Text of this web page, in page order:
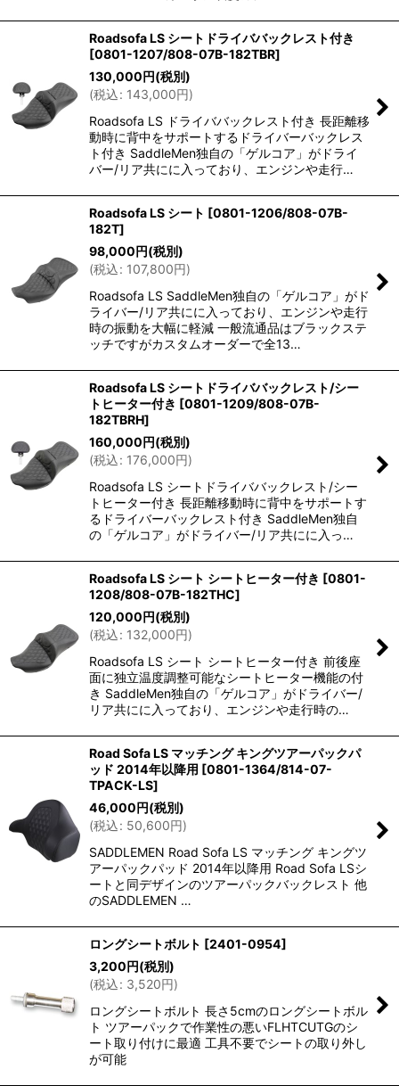
Roadsofa LS シートドライババックレスト付き
[0801-1207/808-07B-182TBR]
130,000円(税別)
(税込: 143,000円)
Roadsofa LS ドライババックレスト付き 長距離移
動時に背中をサポートするドライバーバックレス
ト付き SaddleMen独自の「ゲルコア」がドライ
バー/リア共にに入っており、エンジンや走行…
Roadsofa LS シート [0801-1206/808-07B-
182T]
98,000円(税別)
(税込: 107,800円)
Roadsofa LS SaddleMen独自の「ゲルコア」がド
ライバー/リア共にに入っており、エンジンや走行
時の振動を大幅に軽減 一般流通品はブラックステ
ッチですがカスタムオーダーで全13…
Roadsofa LS シートドライババックレスト/シー
トヒーター付き [0801-1209/808-07B-
182TBRH]
160,000円(税別)
(税込: 176,000円)
Roadsofa LS シートドライババックレスト/シー
トヒーター付き 長距離移動時に背中をサポートす
るドライバーバックレスト付き SaddleMen独自
の「ゲルコア」がドライバー/リア共にに入っ…
Roadsofa LS シート シートヒーター付き [0801-
1208/808-07B-182THC]
120,000円(税別)
(税込: 132,000円)
Roadsofa LS シート シートヒーター付き 前後座
面に独立温度調整可能なシートヒーター機能の付
き SaddleMen独自の「ゲルコア」がドライバー/
リア共にに入っており、エンジンや走行時の…
Road Sofa LS マッチング キングツアーパックパ
ッド 2014年以降用 [0801-1364/814-07-
TPACK-LS]
46,000円(税別)
(税込: 50,600円)
SADDLEMEN Road Sofa LS マッチング キングツ
アーパックパッド 2014年以降用 Road Sofa LSシ
ートと同デザインのツアーパックバックレスト 他
のSADDLEMEN …
ロングシートボルト [2401-0954]
3,200円(税別)
(税込: 3,520円)
ロングシートボルト 長さ5cmのロングシートボル
ト ツアーパックで作業性の悪いFLHTCUTGのシ
ート取り付けに最適 工具不要でシートの取り外し
が可能